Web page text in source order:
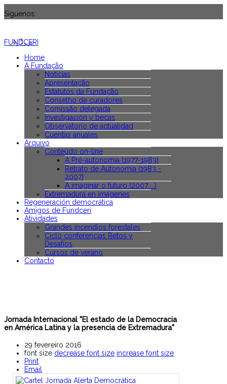
Síguenos:
FUNDCERI
Home
A Fundação
Notícias
Apresentação
Estatutos da Fundação
Conselho de curadores
Comissão delegada
Investigación y becas
Observatorio de actualidad
Cuentas anuales
Arquivo
Conteúdo on-line
A Pré-autonomia (1977-1983)
Retrato de Autonomia (1983 -
2007)
A imaginar o futuro (2007 ...)
Extremadura en imágenes
Regeneración democrática
Amigos de Fundceri
Atividades
Grandes incendios forestales
Ciclo conferencias Retos y
Desafíos
Cursos de verano
Contacto
Jornada Internacional "El estado de la Democracia
en América Latina y la presencia de Extremadura"
29 fevereiro 2016
font size decrease font size increase font size
Print
Email